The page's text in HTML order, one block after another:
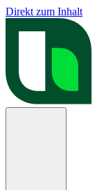
Direkt zum Inhalt